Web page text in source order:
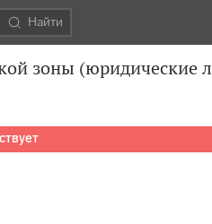
Найти
зоны (юридические